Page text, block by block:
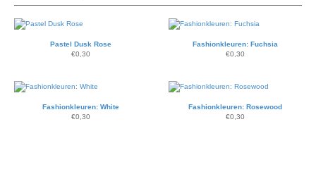
Pastel Dusk Rose
€0,30
Fashionkleuren: Fuchsia
€0,30
Fashionkleuren: White
€0,30
Fashionkleuren: Rosewood
€0,30